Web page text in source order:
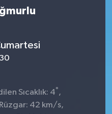
Sıcaklık: 4°,
42 km/s,